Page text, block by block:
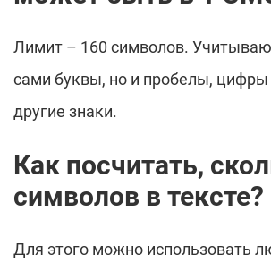
Лимит – 160 символов.
сами буквы, но и пробелы,
другие знаки.
Как посчитать,
символов в тексте?
Для этого можно использовать